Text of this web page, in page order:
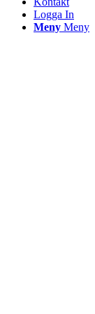
Logga In
Meny Meny